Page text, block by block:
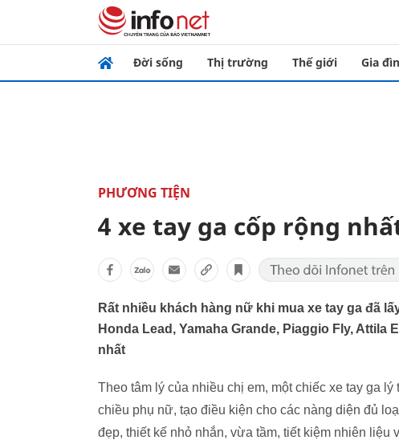
Đời sống Thị trường Thế giới Gia
PHƯƠNG TIỆN
4 xe tay ga cốp rộng
Rất nhiều khách hàng nữ khi mua xe tay ga đã
Honda Lead, Yamaha Grande, Piaggio Fly, Attila
nhất
Theo tâm lý của nhiều chị em, một chiếc xe tay ga
chiều phụ nữ, tạo điều kiện cho các nàng diện đủ
đẹp, thiết kế nhỏ nhắn, vừa tầm, tiết kiệm nhiên liệu